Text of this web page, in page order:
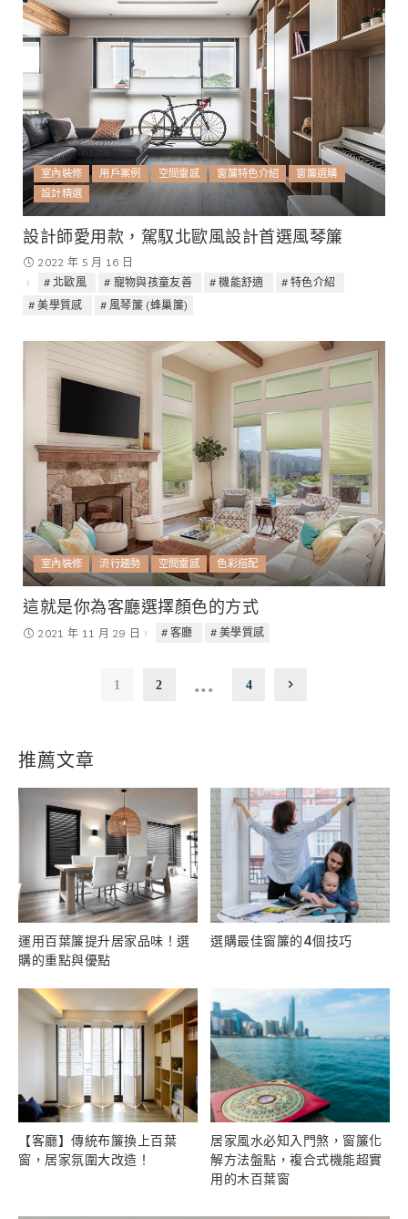
室內裝修 用戶案例 空間靈感 窗簾特色介紹
窗簾選購
設計精選
設計師愛用款，駕馭北歐風設計首選風琴簾
2022 年 5 月 16 日
北歐風
寵物與孩童友善 機能舒適
特色介紹
美學質感
風琴簾 (蜂巢簾)
室內裝修 流行趨勢 空間靈感 色彩搭配
這就是你為客廳選擇顏色的方式
2021 年 11 月 29 日 客廳 美學質感
1 2 ... 4
推薦文章
運用百葉簾提升居家品味！選
購的重點與優點
選購最佳窗簾的4個技巧
【客廳】傳統布簾換上百葉
窗，居家氛圍大改造！
居家風水必知入門煞，窗簾化
解方法盤點，複合式機能超實
用的木百葉窗